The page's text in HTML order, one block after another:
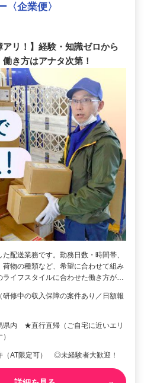
〈企業便〉
アリ！】経験・知識ゼロから
き方はアナタ次第！
配送業務です。勤務日数・時間帯、
荷物の種類など、希望に合わせて組み
ライフスタイルに合わせた働き方が…
修中の収入保障の案件あり／日額報
県内 ★直行直帰（ご自宅に近いエリ
（AT限定可） ◎未経験者大歓迎！